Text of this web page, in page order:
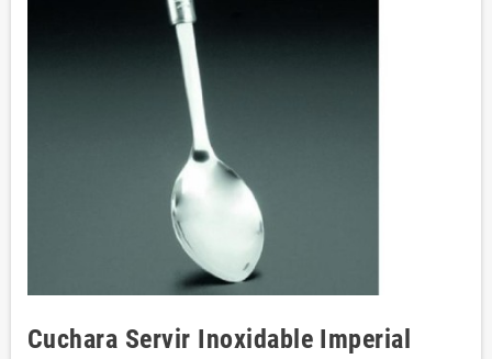
Cuchara Servir Inoxidable Imperial